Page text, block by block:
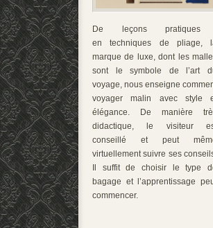
De leçons pratiques
en techniques de pliage,
marque de luxe, dont les
sont le symbole de l’art
voyage, nous enseigne
voyager malin avec style
élégance. De manière
didactique, le visiteur
conseillé et peut
virtuellement suivre ses
Il suffit de choisir le type
bagage et l’apprentissage
commencer.